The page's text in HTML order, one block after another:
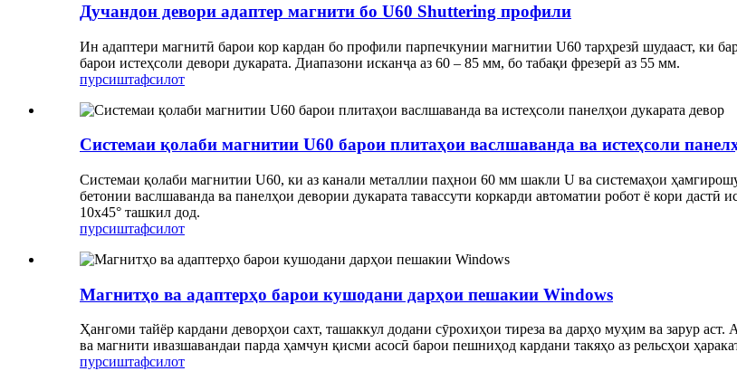
Дучандон девори адаптер магнити бо U60 Shuttering профили
Ин адаптери магнитӣ барои кор кардан бо профили парпечкунии магнитии U60 тарҳрезӣ шудааст, ки
барои истеҳсоли девори дукарата. Диапазони исканҷа аз 60 – 85 мм, бо табақи фрезерӣ аз 55 мм.
пурсиштафсилот
Системаи қолаби магнитии U60 барои плитаҳои васлшаванда ва истеҳсоли
Системаи қолаби магнитии U60, ки аз канали металлии паҳнои 60 мм шакли U ва системаҳои
бетонии васлшаванда ва панелҳои девории дукарата тавассути коркарди автоматии робот ё кори
10х45° ташкил дод.
пурсиштафсилот
Магнитҳо ва адаптерҳо барои кушодани дарҳои пешакии Windows
Ҳангоми тайёр кардани деворҳои сахт, ташаккул додани сӯрохиҳои тиреза ва дарҳо муҳим ва зарур
ва магнити ивазшавандаи парда ҳамчун қисми асосӣ барои пешниҳод кардани такяҳо аз рельсҳои
пурсиштафсилот